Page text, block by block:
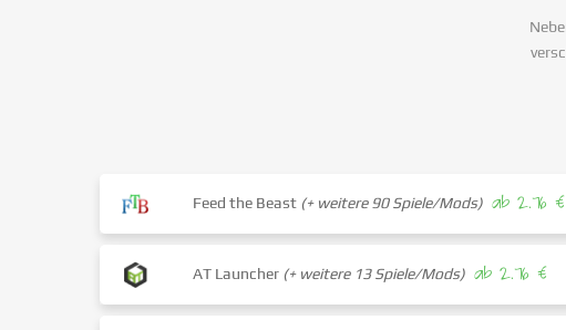
Feed the Beast (+ weitere 90 Spiele/Mods) ab 2.76 €
AT Launcher (+ weitere 13 Spiele/Mods) ab 2.76 €